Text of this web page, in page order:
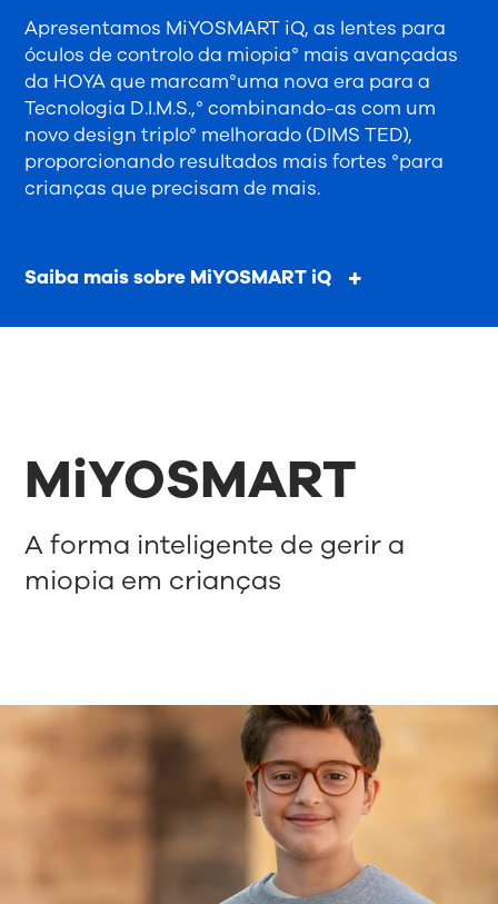
Apresentamos MiYOSMART iQ, as lentes para
óculos de controlo da miopia° mais avançadas
da HOYA que marcam°uma nova era para a
Tecnologia D.I.M.S.,° combinando-as com um
novo design triplo° melhorado (DIMS TED),
proporcionando resultados mais fortes °para
crianças que precisam de mais.
Saiba mais sobre MiYOSMART iQ
MiYOSMART
A forma inteligente de gerir a
miopia em crianças